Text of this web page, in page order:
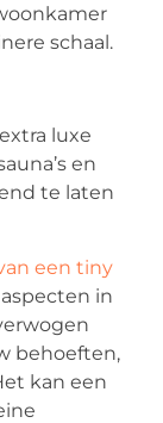
schaal.
luxe
en
te laten
een tiny
in
behoeften,
kan een